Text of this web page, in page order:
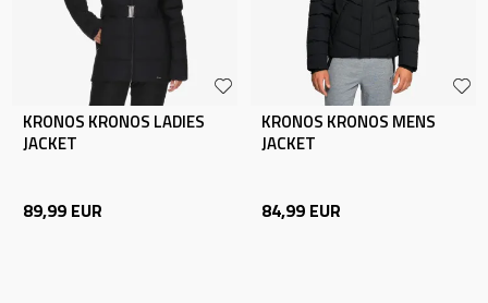
KRONOS KRONOS LADIES
JACKET
89,99 EUR
KRONOS KRONOS MENS
JACKET
84,99 EUR